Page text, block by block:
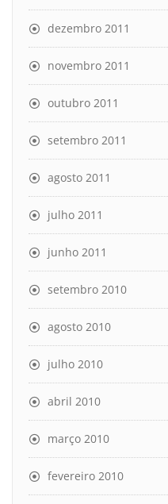
dezembro 2011
novembro 2011
outubro 2011
setembro 2011
agosto 2011
julho 2011
junho 2011
setembro 2010
agosto 2010
julho 2010
abril 2010
março 2010
fevereiro 2010